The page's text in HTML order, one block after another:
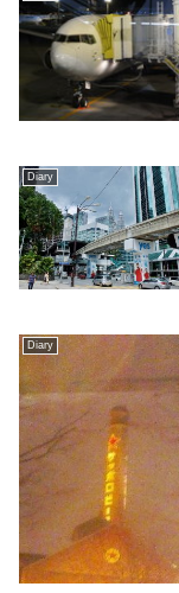
Diary
Diary